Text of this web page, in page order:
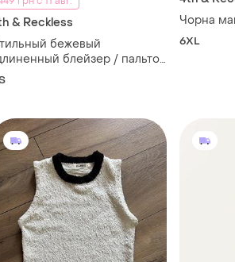
& Reckless
бежевый
блейзер / пальто
4th + reckless
Чорна
6XL